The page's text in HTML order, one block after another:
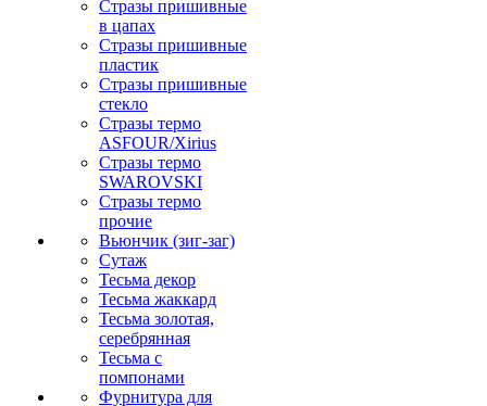
Стразы пришивные
в цапах
Стразы пришивные
пластик
Стразы пришивные
стекло
Стразы термо
ASFOUR/Xirius
Стразы термо
SWAROVSKI
Стразы термо
прочие
Вьюнчик (зиг-заг)
Сутаж
Тесьма декор
Тесьма жаккард
Тесьма золотая,
серебрянная
Тесьма с
помпонами
Фурнитура для